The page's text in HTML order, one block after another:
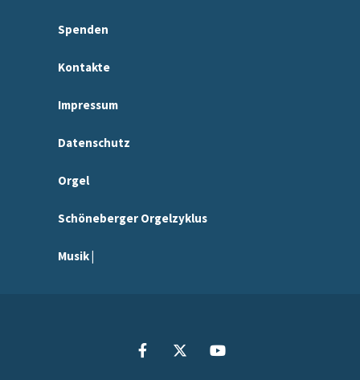
Spenden
Kontakte
Impressum
Datenschutz
Orgel
Schöneberger Orgelzyklus
Musik |